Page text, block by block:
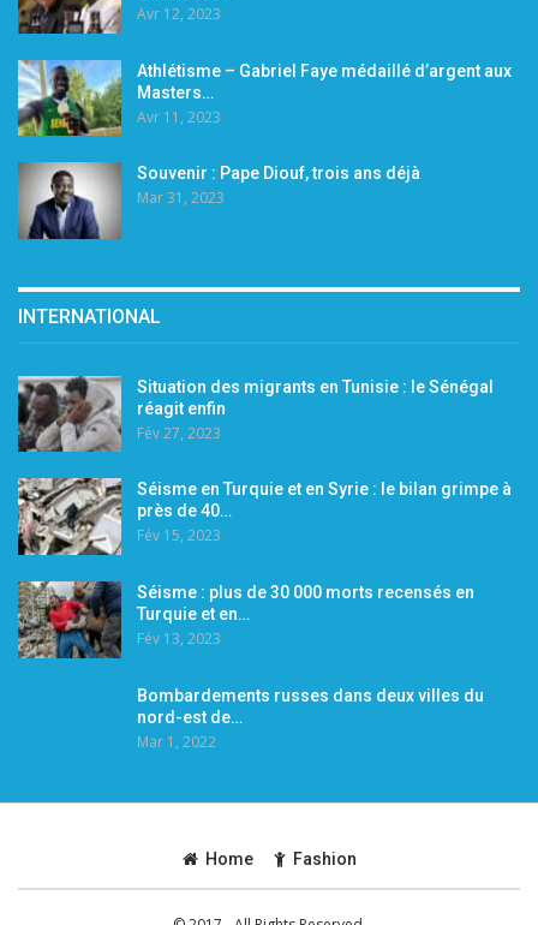
Avr 12, 2023
Athlétisme – Gabriel Faye médaillé d’argent aux
Masters…
Avr 11, 2023
Souvenir : Pape Diouf, trois ans déjà
Mar 31, 2023
INTERNATIONAL
Situation des migrants en Tunisie : le Sénégal
réagit enfin
Fév 27, 2023
Séisme en Turquie et en Syrie : le bilan grimpe à
près de 40…
Fév 15, 2023
Séisme : plus de 30 000 morts recensés en
Turquie et en…
Fév 13, 2023
Bombardements russes dans deux villes du
nord-est de…
Mar 1, 2022
Home Fashion